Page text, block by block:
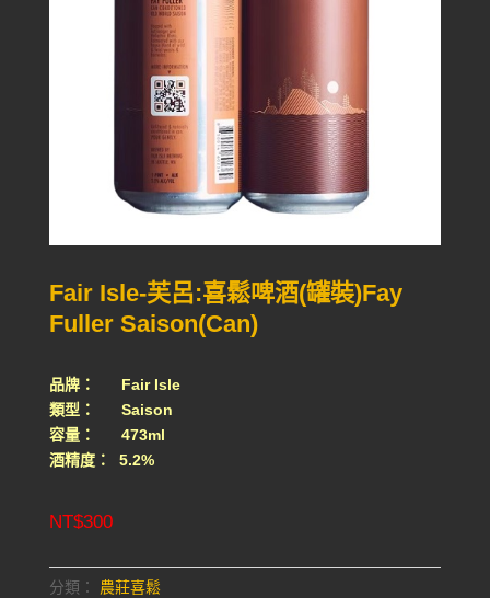
Fair Isle-芙呂:喜鬆啤酒(罐裝)Fay
Fuller Saison(Can)
品牌： Fair Isle
類型： Saison
容量： 473ml
酒精度： 5.2%
NT$300
分類： 農莊喜鬆